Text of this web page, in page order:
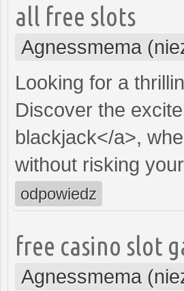
all free slots
Agnessmema
Looking for a
Discover the
blackjack</a>,
without risking
odpowiedz
free casino slot
Agnessmema